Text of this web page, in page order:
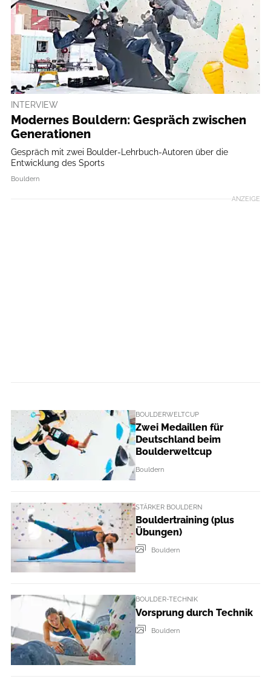
INTERVIEW
Modernes Bouldern: Gespräch zwischen
Generationen
Gespräch mit zwei Boulder-Lehrbuch-Autoren über die
Entwicklung des Sports
Bouldern
ANZEIGE
BOULDERWELTCUP
Zwei Medaillen für
Deutschland beim
Boulderweltcup
Bouldern
STÄRKER BOULDERN
Bouldertraining (plus
Übungen)
Bouldern
BOULDER-TECHNIK
Vorsprung durch Technik
Bouldern